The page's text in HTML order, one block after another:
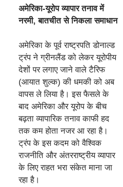
अमेरिका-यूरोप व्यापार तनाव में
नरमी, बातचीत से निकला समाधान
अमेरिका के पूर्व राष्ट्रपति डोनाल्ड
ट्रंप ने ग्रीनलैंड को लेकर यूरोपीय
देशों पर लगाए जाने वाले टैरिफ
(आयात शुल्क) की धमकी को अब
वापस ले लिया है। इस फैसले के
बाद अमेरिका और यूरोप के बीच
बढ़ता व्यापारिक तनाव काफी हद
तक कम होता नजर आ रहा है।
ट्रंप के इस कदम को वैश्विक
राजनीति और अंतरराष्ट्रीय व्यापार
के लिए राहत भरा संकेत माना जा
रहा है।